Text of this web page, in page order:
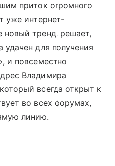
приток огромного
уже интернет-
новый тренд, решает,
удачен для получения
и повсеместно
Владимира
всегда открыт к
во всех форумах,
линию.